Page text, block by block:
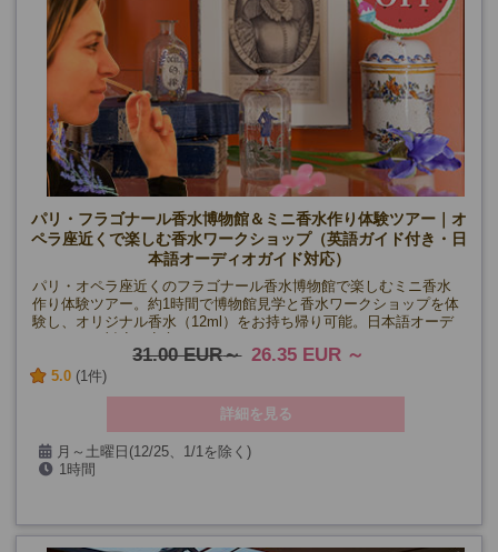
パリ・フラゴナール香水博物館＆ミニ香水作り体験ツアー｜オ
ペラ座近くで楽しむ香水ワークショップ（英語ガイド付き・日
本語オーディオガイド対応）
パリ・オペラ座近くのフラゴナール香水博物館で楽しむミニ香水
作り体験ツアー。約1時間で博物館見学と香水ワークショップを体
験し、オリジナル香水（12ml）をお持ち帰り可能。日本語オーデ
31.00 EUR 26.35 EUR
5.0 (1件)
詳細を見る
月～土曜日(12/25、1/1を除く)
1時間